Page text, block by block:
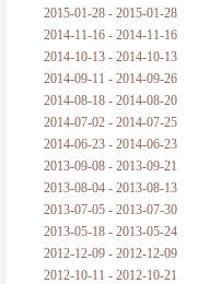
2015-01-28 - 2015-01-28
2014-11-16 - 2014-11-16
2014-10-13 - 2014-10-13
2014-09-11 - 2014-09-26
2014-08-18 - 2014-08-20
2014-07-02 - 2014-07-25
2014-06-23 - 2014-06-23
2013-09-08 - 2013-09-21
2013-08-04 - 2013-08-13
2013-07-05 - 2013-07-30
2013-05-18 - 2013-05-24
2012-12-09 - 2012-12-09
2012-10-11 - 2012-10-21